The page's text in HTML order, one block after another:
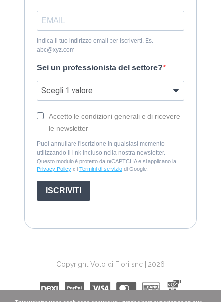
Indica il tuo indirizzo email per iscriverti. Es.
abc@xyz.com
Sei un professionista del settore?
Accetto le condizioni generali e di ricevere
le newsletter
Puoi annullare l'iscrizione in qualsiasi momento
utilizzando il link incluso nella nostra newsletter.
Questo modulo è protetto da reCAPTCHA e si applicano la
Privacy Policy e i Termini di servizio di Google.
ISCRIVITI
Copyright Volo di Fiori snc | 2026